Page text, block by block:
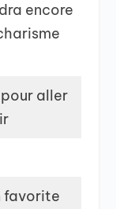
encore
aller
favorite